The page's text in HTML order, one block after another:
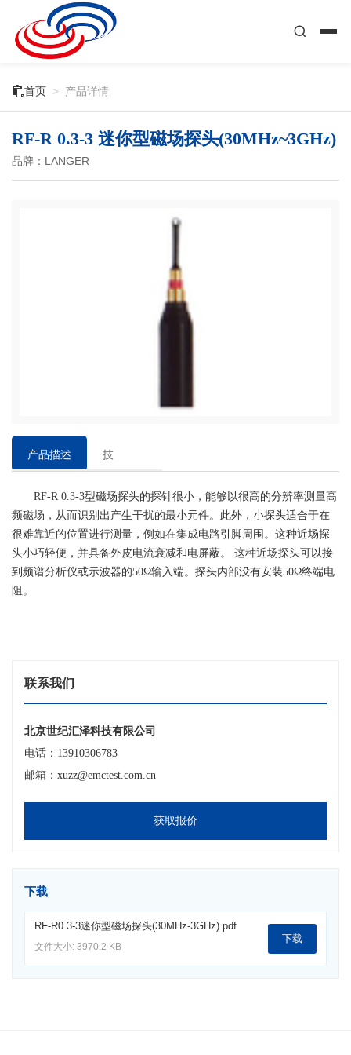
首页 > 产品详情
RF-R 0.3-3 迷你型磁场探头(30MHz~3GHz)
品牌：LANGER
产品描述
技
参
数
RF-R 0.3-3型磁场探头的探针很小，能够以很高的分辨率测量高
频磁场，从而识别出产生干扰的最小元件。此外，小探头适合于在
很难靠近的位置进行测量，例如在集成电路引脚周围。这种近场探
头小巧轻便，并具备外皮电流衰减和电屏蔽。 这种近场探头可以接
到频谱分析仪或示波器的50Ω输入端。探头内部没有安装50Ω终端电
阻。
联系我们
北京世纪汇泽科技有限公司
电话：13910306783
邮箱：xuzz@emctest.com.cn
获取报价
下载
RF-R0.3-3迷你型磁场探头(30MHz-3GHz).pdf
文件大小: 3970.2 KB
下载